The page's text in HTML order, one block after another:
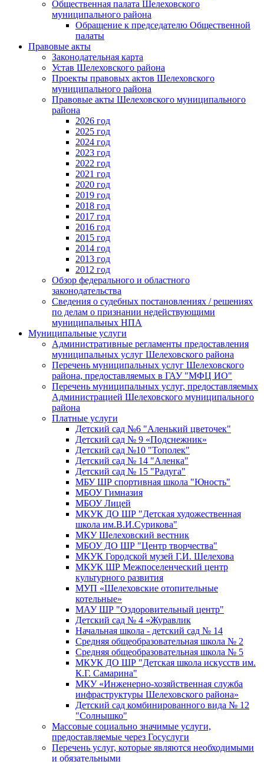
Общественная палата Шелеховского
муниципального района
Обращение к председателю Общественной
палаты
Правовые акты
Законодательная карта
Устав Шелеховского района
Проекты правовых актов Шелеховского
муниципального района
Правовые акты Шелеховского муниципального
района
2026 год
2025 год
2024 год
2023 год
2022 год
2021 год
2020 год
2019 год
2018 год
2017 год
2016 год
2015 год
2014 год
2013 год
2012 год
Обзор федерального и областного
законодательства
Сведения о судебных постановлениях / решениях
по делам о признании недействующими
муниципальных НПА
Муниципальные услуги
Административные регламенты предоставления
муниципальных услуг Шелеховского района
Перечень муниципальных услуг Шелеховского
района, предоставляемых в ГАУ "МФЦ ИО"
Перечень муниципальных услуг, предоставляемых
Администрацией Шелеховского муниципального
района
Платные услуги
Детский сад №6 "Аленький цветочек"
Детский сад № 9 «Подснежник»
Детский сад №10 "Тополек"
Детский сад № 14 "Аленка"
Детский сад № 15 "Радуга"
МБУ ШР спортивная школа "Юность"
МБОУ Гимназия
МБОУ Лицей
МКУК ДО ШР "Детская художественная
школа им.В.И.Сурикова"
МКУ Шелеховский вестник
МБОУ ДО ШР "Центр творчества"
МКУК Городской музей Г.И. Шелехова
МКУК ШР Межпоселенческий центр
культурного развития
МУП «Шелеховские отопительные
котельные»
МАУ ШР "Оздоровительный центр"
Детский сад № 4 «Журавлик
Начальная школа - детский сад № 14
Средняя общеобразовательная школа № 2
Средняя общеобразовательная школа № 5
МКУК ДО ШР "Детская школа искусств им.
К.Г. Самарина"
МКУ «Инженерно-хозяйственная служба
инфраструктуры Шелеховского района»
Детский сад комбинированного вида № 12
"Солнышко"
Массовые социально значимые услуги,
предоставляемые через Госуслуги
Перечень услуг, которые являются необходимыми
и обязательными